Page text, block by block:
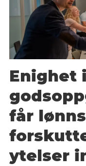
Enighet i
får
ytelser